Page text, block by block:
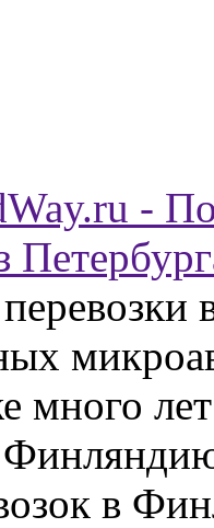
-
много
в